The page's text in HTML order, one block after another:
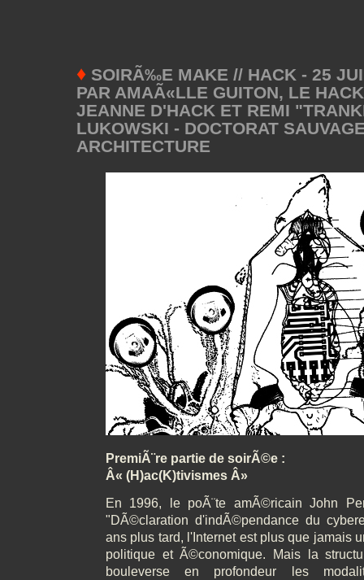
♦ SOIRÃ‰E MAKE // HACK - 25
PAR AMAÃ«LLE GUITON, LE
JEANNE D'HACK ET REMI
LUKOWSKI - DOCTORAT
ARCHITECTURE
PremiÃ¨re partie de soirÃ©e :
Â« (H)ac(K)tivismes Â»
En 1996, le poÃ¨te amÃ©ricain John
"DÃ©claration d'indÃ©pendance du
ans plus tard, l'Internet est plus que jamais
politique et Ã©conomique. Mais la
bouleverse en profondeur les